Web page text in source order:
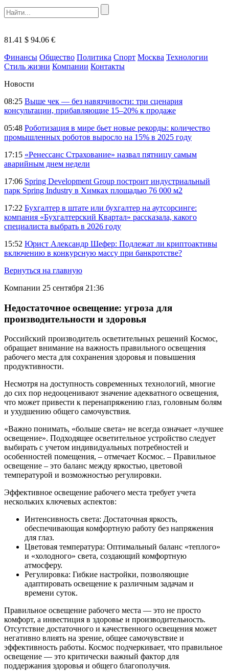
81.41 $ 94.06 €
Финансы Общество Политика Спорт Москва Технологии
Стиль жизни Компании Контакты
Новости
08:25 Выше чек — без навязчивости: три сценария
консультации, прибавляющие 15–20% к продаже
05:48 Роботизация в мире бьет новые рекорды: количество
промышленных роботов выросло на 15% в 2025 году
17:15 «Ренессанс Страхование» назвал пятницу самым
аварийным днем недели
17:06 Spring Development Group построит индустриальный
парк Spring Industry в Химках площадью 76 000 м2
17:22 Бухгалтер в штате или бухгалтер на аутсорсинге:
компания «Бухгалтерский Квартал» рассказала, какого
специалиста выбрать в 2026 году
15:52 Юрист Александр Шефер: Подлежат ли криптоактивы
включению в конкурсную массу при банкротстве?
Вернуться на главную
Компании 25 сентября 21:36
Недостаточное освещение: угроза для
производительности и здоровья
Российский производитель осветительных решений Космос,
обращает внимание на важность правильного освещения
рабочего места для сохранения здоровья и повышения
продуктивности.
Несмотря на доступность современных технологий, многие
до сих пор недооценивают значение адекватного освещения,
что может привести к перенапряжению глаз, головным болям
и ухудшению общего самочувствия.
«Важно понимать, «больше света» не всегда означает «лучшее
освещение». Подходящее осветительное устройство следует
выбирать с учетом индивидуальных потребностей и
особенностей помещения, – отмечает Космос. – Правильное
освещение – это баланс между яркостью, цветовой
температурой и возможностью регулировки.
Эффективное освещение рабочего места требует учета
нескольких ключевых аспектов:
Интенсивность света: Достаточная яркость,
обеспечивающая комфортную работу без напряжения
для глаз.
Цветовая температура: Оптимальный баланс «теплого»
и «холодного» света, создающий комфортную
атмосферу.
Регулировка: Гибкие настройки, позволяющие
адаптировать освещение к различным задачам и
времени суток.
Правильное освещение рабочего места — это не просто
комфорт, а инвестиция в здоровье и производительность.
Отсутствие достаточного и качественного освещения может
негативно влиять на зрение, общее самочувствие и
эффективность работы. Космос подчеркивает, что правильное
освещение — это критически важный фактор для
поддержания здоровья и общего благополучия.